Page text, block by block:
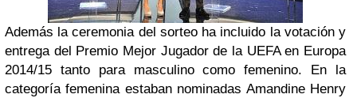
Además la ceremonia del sorteo ha incluido la votación y
entrega del Premio Mejor Jugador de la UEFA en Europa
2014/15 tanto para masculino como femenino. En la
categoría femenina estaban nominadas Amandine Henry